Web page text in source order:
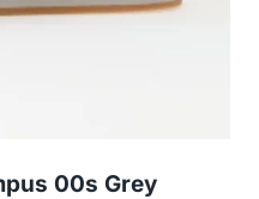
00s Grey